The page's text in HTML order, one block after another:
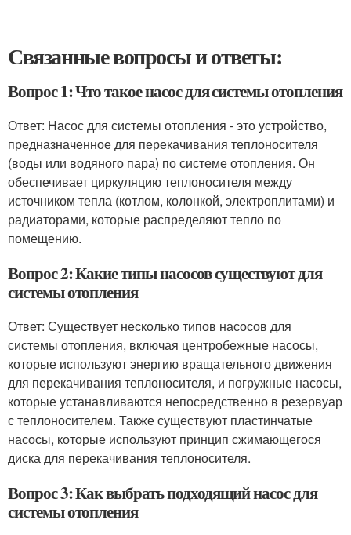
Связанные вопросы и ответы:
Вопрос 1: Что такое насос для системы отопления
Ответ: Насос для системы отопления - это устройство,
предназначенное для перекачивания теплоносителя
(воды или водяного пара) по системе отопления. Он
обеспечивает циркуляцию теплоносителя между
источником тепла (котлом, колонкой, электроплитами) и
радиаторами, которые распределяют тепло по
помещению.
Вопрос 2: Какие типы насосов существуют для
системы отопления
Ответ: Существует несколько типов насосов для
системы отопления, включая центробежные насосы,
которые используют энергию вращательного движения
для перекачивания теплоносителя, и погружные насосы,
которые устанавливаются непосредственно в резервуар
с теплоносителем. Также существуют пластинчатые
насосы, которые используют принцип сжимающегося
диска для перекачивания теплоносителя.
Вопрос 3: Как выбрать подходящий насос для
системы отопления